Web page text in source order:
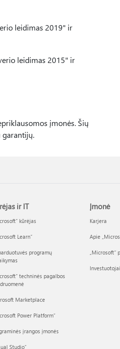
leidimas 2019" ir
leidimas 2015" ir
įmonės. Šių
ir IT
kūrėjas
Learn“
programų
techninės pagalbos
Marketplace
Power Platform“
įrangos įmonės
Studio“
Įmonė
Karjera
Apie
„Microsoft“
Investuotojai